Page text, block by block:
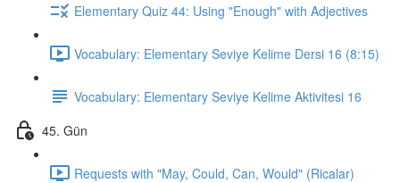
Elementary Quiz 44: Using "Enough" with Adjectives
Vocabulary: Elementary Seviye Kelime Dersi 16 (8:15)
Vocabulary: Elementary Seviye Kelime Aktivitesi 16
45. Gün
Requests with "May, Could, Can, Would" (Ricalar)